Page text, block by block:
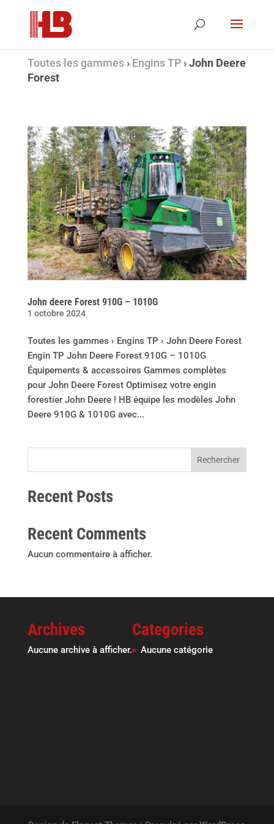
Toutes les gammes› Engins TP› John Deere
Forest
John deere Forest 910G – 1010G
1 octobre 2024
Toutes les gammes › Engins TP › John Deere Forest
Engin TP John Deere Forest 910G – 1010G
Équipements & accessoires Gammes complètes
pour John Deere Forest Optimisez votre engin
forestier John Deere ! HB équipe les modèles John
Deere 910G & 1010G avec...
Rechercher
Recent Posts
Recent Comments
Aucun commentaire à afficher.
Archives
Aucune archive à afficher.
Categories
Aucune catégorie